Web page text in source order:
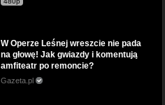
W Operze Leśnej wreszcie nie pada
na głowę! Jak gwiazdy i komentują
amfiteatr po remoncie?
Gazeta.pl